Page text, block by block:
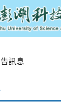
訊息